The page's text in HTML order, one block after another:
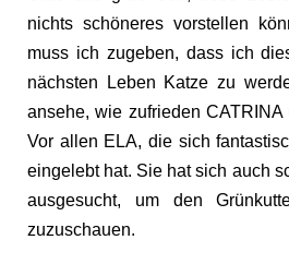
nichts schöneres vorstellen
muss ich zugeben, dass ich
nächsten Leben Katze zu
ansehe, wie zufrieden
Vor allen ELA, die sich
eingelebt hat. Sie hat sich auch
ausgesucht, um den
zuzuschauen.